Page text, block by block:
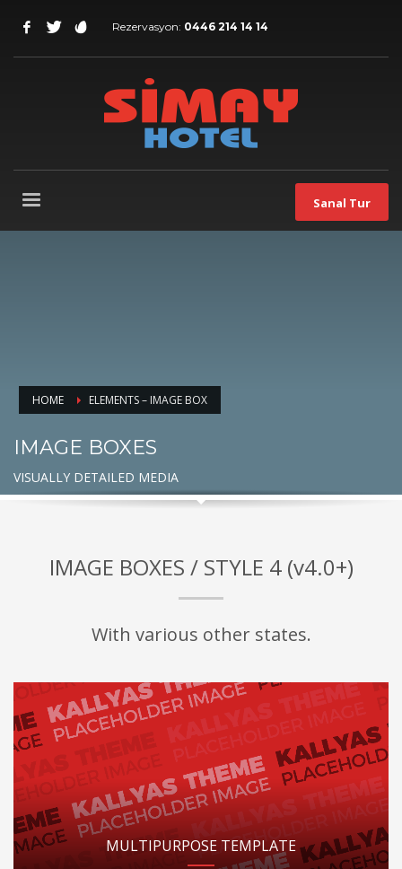
Rezervasyon: 0446 214 14 14
Sanal Tur
HOME ELEMENTS – IMAGE BOX
IMAGE BOXES
VISUALLY DETAILED MEDIA
IMAGE BOXES / STYLE 4 (v4.0+)
With various other states.
MULTIPURPOSE TEMPLATE